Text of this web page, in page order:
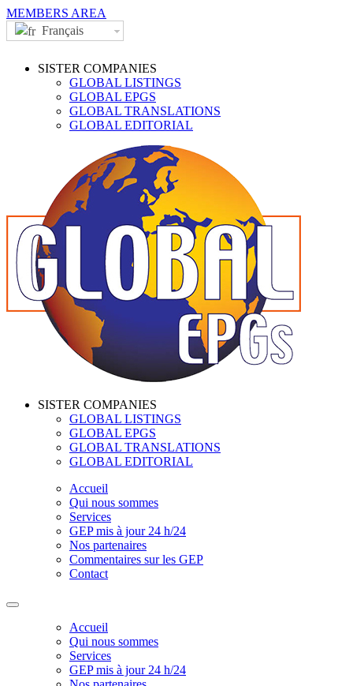
MEMBERS AREA
Français
SISTER COMPANIES
GLOBAL LISTINGS
GLOBAL EPGS
GLOBAL TRANSLATIONS
GLOBAL EDITORIAL
SISTER COMPANIES
GLOBAL LISTINGS
GLOBAL EPGS
GLOBAL TRANSLATIONS
GLOBAL EDITORIAL
Accueil
Qui nous sommes
Services
GEP mis à jour 24 h/24
Nos partenaires
Commentaires sur les GEP
Contact
Accueil
Qui nous sommes
Services
GEP mis à jour 24 h/24